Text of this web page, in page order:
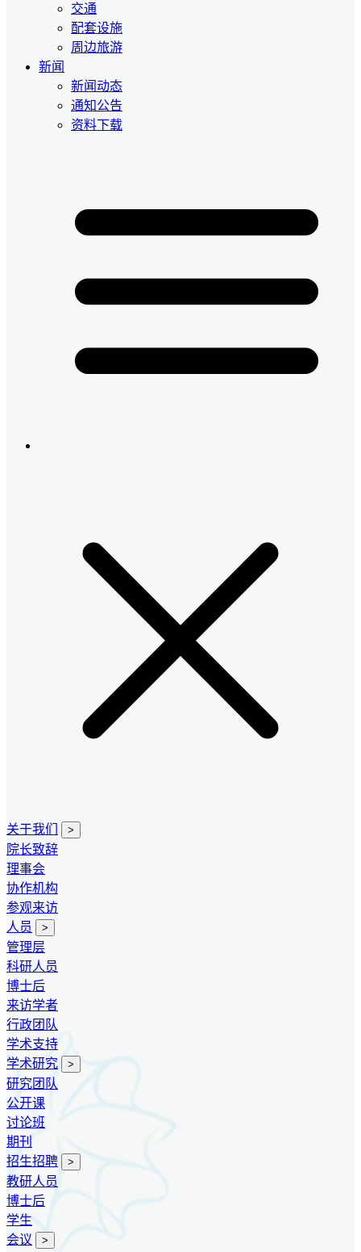
交通
配套设施
周边旅游
新闻
新闻动态
通知公告
资料下载
关于我们 >
院长致辞
理事会
协作机构
参观来访
人员
>
管理层
科研人员
博士后
来访学者
行政团队
学术支持
学术研究
>
研究团队
公开课
讨论班
期刊
招生招聘
>
教研人员
博士后
学生
会议
>